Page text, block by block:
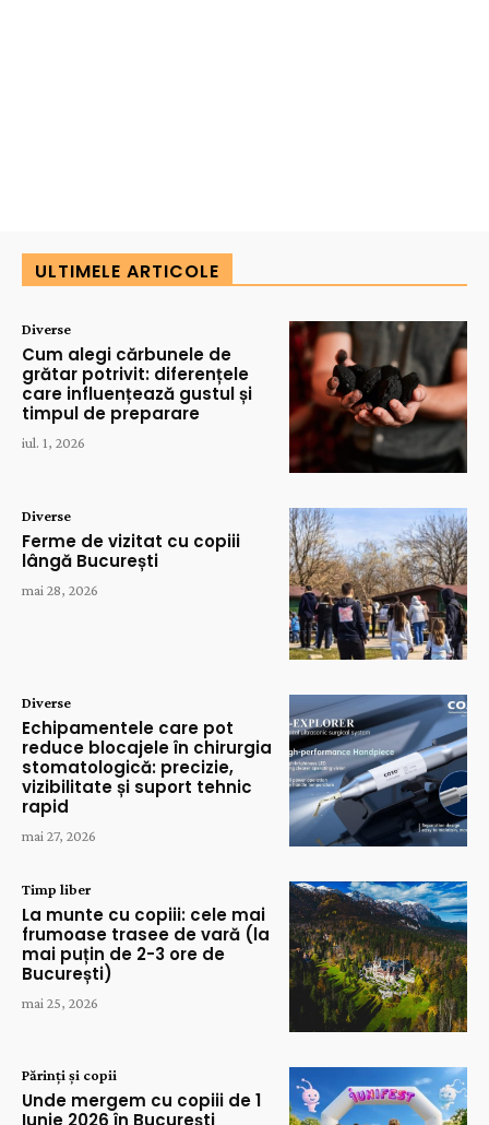
ULTIMELE ARTICOLE
Diverse
Cum alegi cărbunele de
grătar potrivit: diferențele
care influențează gustul și
timpul de preparare
iul. 1, 2026
Diverse
Ferme de vizitat cu copiii
lângă București
mai 28, 2026
Diverse
Echipamentele care pot
reduce blocajele în chirurgia
stomatologică: precizie,
vizibilitate și suport tehnic
rapid
mai 27, 2026
Timp liber
La munte cu copiii: cele mai
frumoase trasee de vară (la
mai puțin de 2-3 ore de
București)
mai 25, 2026
Părinți și copii
Unde mergem cu copiii de 1
Iunie 2026 în București